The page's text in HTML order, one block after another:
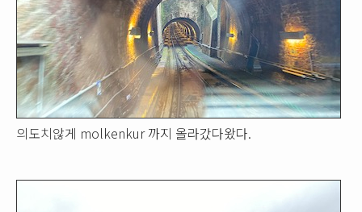
의도치않게 molkenkur 까지 올라갔다왔다.